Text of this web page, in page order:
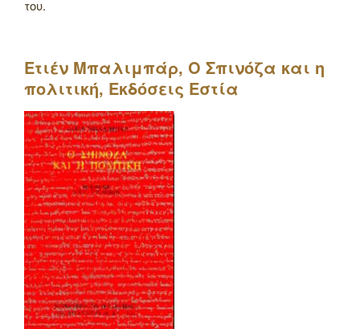
του.
Ετιέν Μπαλιμπάρ, Ο Σπινόζα και η
πολιτική, Εκδόσεις Εστία